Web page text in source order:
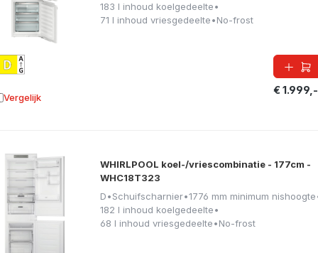
183 l inhoud koelgedeelte•
71 l inhoud vriesgedeelte•No-frost
€ 1.999,-
Vergelijk aan vergelijking
WHIRLPOOL koel-/vriescombinatie - 177cm -
WHC18T323
D•Schuifscharnier•1776 mm minimum nishoogte
182 l inhoud koelgedeelte•
68 l inhoud vriesgedeelte•No-frost